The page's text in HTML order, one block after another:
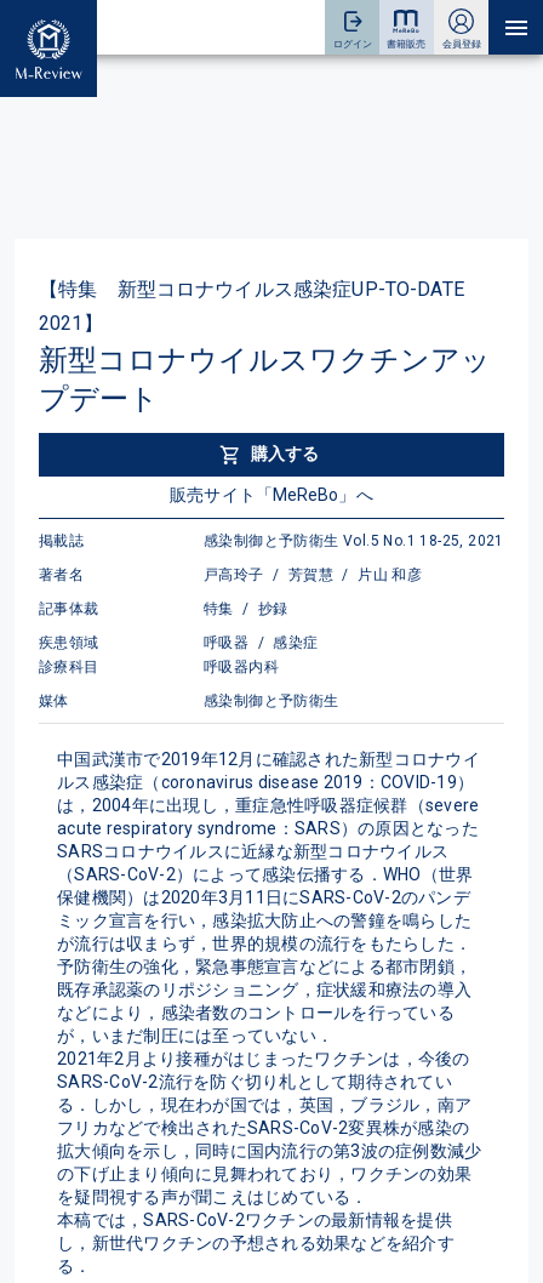
【特集 新型コロナウイルス感染症UP-TO-DATE
2021】
新型コロナウイルスワクチンアッ
プデート
購入する
販売サイト「MeReBo」へ
掲載誌
感染制御と予防衛生 Vol.5 No.1 18-25, 2021
著者名
戸高玲子 / 芳賀慧 /
片山 和彦
記事体裁
特集 / 抄録
疾患領域
呼吸器 / 感染症
診療科目
呼吸器内科
媒体
感染制御と予防衛生
中国武漢市で2019年12月に確認された新型コロナウイ
ルス感染症（coronavirus disease 2019：COVID-19）
は，2004年に出現し，重症急性呼吸器症候群（severe
acute respiratory syndrome：SARS）の原因となった
SARSコロナウイルスに近縁な新型コロナウイルス
（SARS-CoV-2）によって感染伝播する．WHO（世界
保健機関）は2020年3月11日にSARS-CoV-2のパンデ
ミック宣言を行い，感染拡大防止への警鐘を鳴らした
が流行は収まらず，世界的規模の流行をもたらした．
予防衛生の強化，緊急事態宣言などによる都市閉鎖，
既存承認薬のリポジショニング，症状緩和療法の導入
などにより，感染者数のコントロールを行っている
が，いまだ制圧には至っていない．
2021年2月より接種がはじまったワクチンは，今後の
SARS-CoV-2流行を防ぐ切り札として期待されてい
る．しかし，現在わが国では，英国，ブラジル，南ア
フリカなどで検出されたSARS-CoV-2変異株が感染の
拡大傾向を示し，同時に国内流行の第3波の症例数減少
の下げ止まり傾向に見舞われており，ワクチンの効果
を疑問視する声が聞こえはじめている．
本稿では，SARS-CoV-2ワクチンの最新情報を提供
し，新世代ワクチンの予想される効果などを紹介す
る．